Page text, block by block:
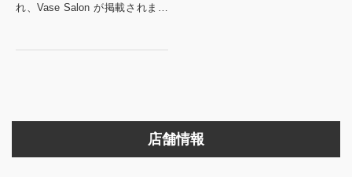
れ、Vase Salon が掲載されまし
店舗情報